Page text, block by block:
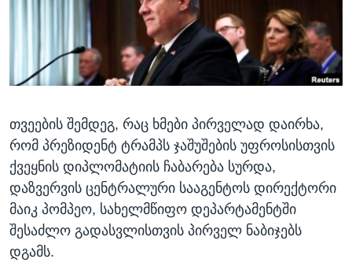
ᲡᲢᲣᲓᲘᲐ ᲕᲐᲨᲘᲜᲒᲢᲝᲜᲘ
ᲯᲐᲜᲛᲠᲗᲔᲚᲝᲑᲐ
ᲛᲔᲪᲜᲘᲔᲠᲔᲑᲐ
ᲙᲣᲚᲢᲣᲠᲐ
ᲒᲐᲚᲘᲚᲔᲝ
ᲓᲔᲖᲘᲜᲤᲝᲠᲛᲐᲪᲘᲐ
Learning English
ᲗᲕᲐᲚᲘ ᲒᲕᲐᲓᲔᲕᲜᲔᲗ
ენები
თვეების შემდეგ, რაც ხმები პირველად დაირხა,
რომ პრეზიდენტ ტრამპს ჯაშუშების უფროსისთვის
ქვეყნის დიპლომატიის ჩაბარება სურდა,
დაზვერვის ცენტრალური სააგენტოს დირექტორი
მაიკ პომპეო, სახელმწიფო დეპარტამენტში
შესაძლო გადასვლისთვის პირველ ნაბიჯებს
დგამს.